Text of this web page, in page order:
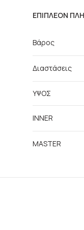
ΕΠΙΠΛΈΟΝ
Βάρος
Διαστάσεις
ΥΨΟΣ
INNER
MASTER